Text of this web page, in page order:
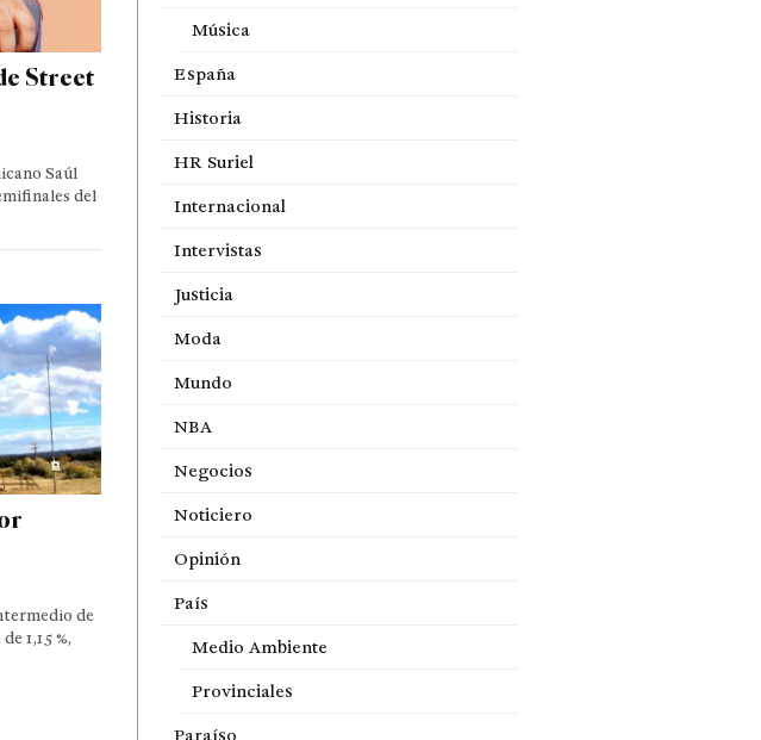
Street
Saúl
del
de
1,15 %,
Música
España
Historia
HR Suriel
Internacional
Intervistas
Justicia
Moda
Mundo
NBA
Negocios
Noticiero
Opinión
País
Medio Ambiente
Provinciales
Paraíso